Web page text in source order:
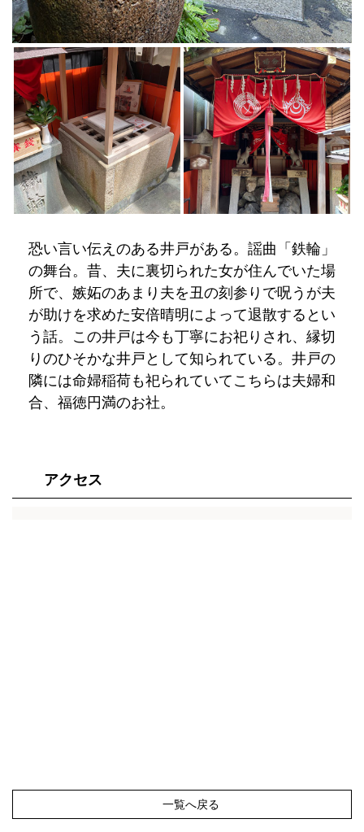
恐い言い伝えのある井戸がある。謡曲「鉄輪」
の舞台。昔、夫に裏切られた女が住んでいた場
所で、嫉妬のあまり夫を丑の刻参りで呪うが夫
が助けを求めた安倍晴明によって退散するとい
う話。この井戸は今も丁寧にお祀りされ、縁切
りのひそかな井戸として知られている。井戸の
隣には命婦稲荷も祀られていてこちらは夫婦和
合、福徳円満のお社。
アクセス
一覧へ戻る